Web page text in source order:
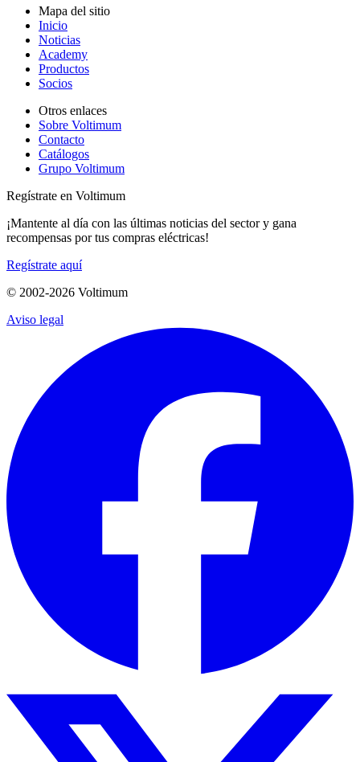
Mapa del sitio
Inicio
Noticias
Academy
Productos
Socios
Otros enlaces
Sobre Voltimum
Contacto
Catálogos
Grupo Voltimum
Regístrate en Voltimum
¡Mantente al día con las últimas noticias del sector y gana
recompensas por tus compras eléctricas!
Regístrate aquí
© 2002-2026 Voltimum
Aviso legal